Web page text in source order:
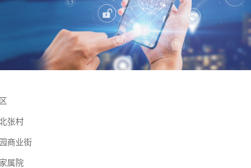
张村
商业街
属院